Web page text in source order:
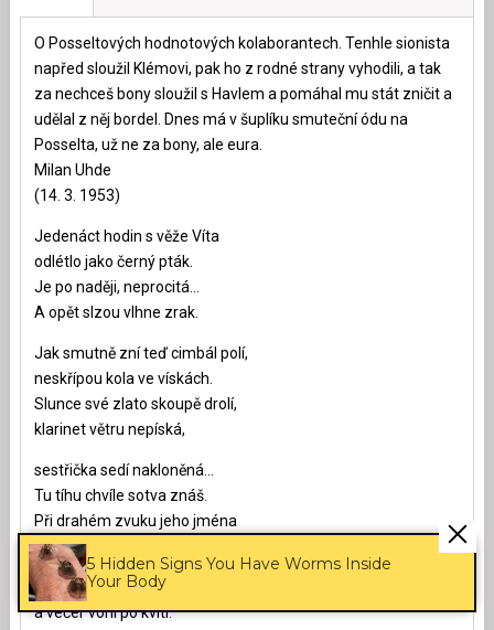
O Posseltových hodnotových kolaborantech. Tenhle sionista
napřed sloužil Klémovi, pak ho z rodné strany vyhodili, a tak
za nechceš bony sloužil s Havlem a pomáhal mu stát zničit a
udělal z něj bordel. Dnes má v šuplíku smuteční ódu na
Posselta, už ne za bony, ale eura.
Milan Uhde
(14. 3. 1953)
Jedenáct hodin s věže Víta
odlétlo jako černý pták.
Je po naději, neprocitá…
A opět slzou vlhne zrak.
Jak smutně zní teď cimbál polí,
neskřípou kola ve vískách.
Slunce své zlato skoupě drolí,
klarinet větru nepíská,
sestřička sedí nakloněná…
Tu tíhu chvíle sotva znáš.
Při drahém zvuku jeho jména
palčivě bolí dětský pláč.
Jak bych šel nyní Prahou potmě
a večer voní po kvítí.
5 Hidden Signs You Have Worms Inside
Your Body